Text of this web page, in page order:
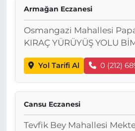
Armağan Eczanesi
Osmangazi Mahallesi
KIRAÇ YÜRÜYÜŞ YOLU
Yol Tarifi Al 0 (212)
Cansu Eczanesi
Tevfik Bey Mahallesi